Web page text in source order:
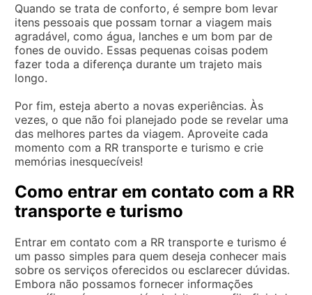
Quando se trata de conforto, é sempre bom levar
itens pessoais que possam tornar a viagem mais
agradável, como água, lanches e um bom par de
fones de ouvido. Essas pequenas coisas podem
fazer toda a diferença durante um trajeto mais
longo.
Por fim, esteja aberto a novas experiências. Às
vezes, o que não foi planejado pode se revelar uma
das melhores partes da viagem. Aproveite cada
momento com a RR transporte e turismo e crie
memórias inesquecíveis!
Como entrar em contato com a RR
transporte e turismo
Entrar em contato com a RR transporte e turismo é
um passo simples para quem deseja conhecer mais
sobre os serviços oferecidos ou esclarecer dúvidas.
Embora não possamos fornecer informações